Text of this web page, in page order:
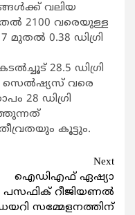
വലിയ
2100 വരെയുള്ള
0.38 ഡിഗ്രി
28.5 ഡിഗ്രി
സെല്‍ഷ്യസ് വരെ
28 ഡിഗ്രി
കൂട്ടും.
Next
ഐഡിഎഫ് ഏഷ്യാ
പസഫിക് റീജിയണൽ
സമ്മേളനത്തിന്